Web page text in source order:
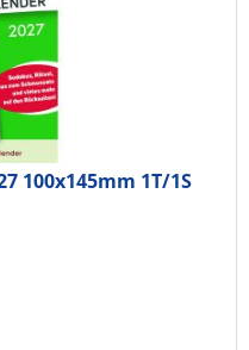
100x145mm 1T/1S